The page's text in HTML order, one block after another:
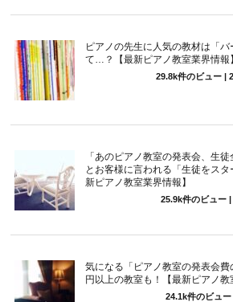
ピアノの先生に人気の教材は「
て…？【最新ピアノ教室業界情報
29.8k件のビュー|
「あのピアノ教室の発表会、生
とお客様に言われる「生徒をス
新ピアノ教室業界情報】
25.9k件のビュー|
気になる「ピアノ教室の発表会
円以上の教室も！【最新ピアノ教
24.1k件のビュー